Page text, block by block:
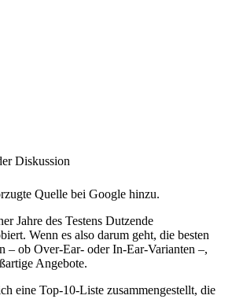
Diskussion
Quelle bei Google hinzu.
Jahre des Testens Dutzende
Wenn es also darum geht, die besten
– ob Over-Ear- oder In-Ear-Varianten –,
Angebote.
eine Top-10-Liste zusammengestellt, die